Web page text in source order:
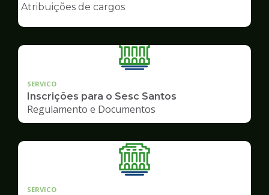
Servidor
Atribuições de cargos
SERVICO
Inscrições para o Sesc Santos
Regulamento e Documentos
SERVICO